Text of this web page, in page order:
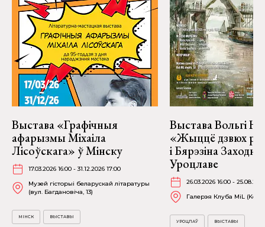
Выстава «Графічныя
афарызмы Міхаіла
Лісоўскага» ў Мінску
17.03.2026 16:00 - 31.12.2026 17:00
Музей гісторыі беларускай літаратуры
(вул. Багдановіча, 13)
МІНСК ВЫСТАВЫ
Выстава Вольгі
«Жыццё дзвюх
і Бярэзіна
Уроцлаве
26.03.2026 16:00 -
Галерэя Клуба MiL
УРОЦЛАЎ ВЫСТАВЫ